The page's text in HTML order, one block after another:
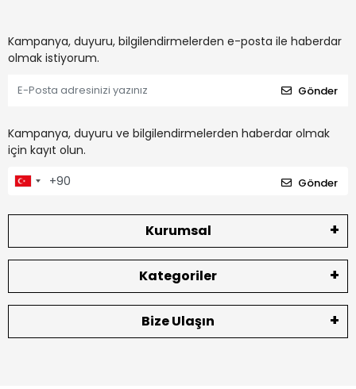
Kampanya, duyuru, bilgilendirmelerden e-posta ile haberdar
olmak istiyorum.
Gönder
Kampanya, duyuru ve bilgilendirmelerden haberdar olmak
için kayıt olun.
Gönder
Kurumsal
Kategoriler
Bize Ulaşın